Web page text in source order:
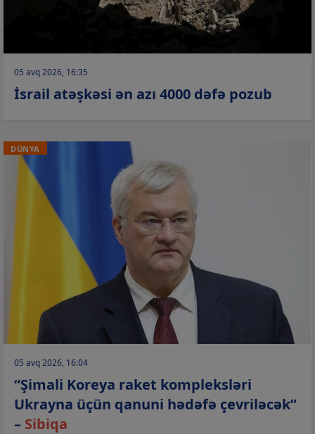
05 avq 2026, 16:35
İsrail atəşkəsi ən azı 4000 dəfə pozub
DÜNYA
05 avq 2026, 16:04
“Şimali Koreya raket kompleksləri
Ukrayna üçün qanuni hədəfə çevriləcək”
– Sibiqa